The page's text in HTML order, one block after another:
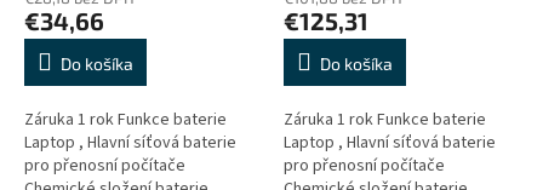
€34,66
Do košíka
Záruka 1 rok Funkce baterie
Laptop , Hlavní síťová baterie
pro přenosní počítače
€125,31
Do košíka
Záruka 1 rok Funkce baterie
Laptop , Hlavní síťová baterie
pro přenosní počítače